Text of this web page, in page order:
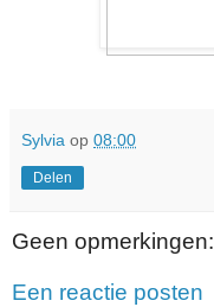
Sylvia op 08:00
Delen
Geen opmerkingen:
Een reactie posten